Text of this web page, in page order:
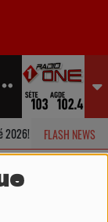
FLASH NEWS
2026!